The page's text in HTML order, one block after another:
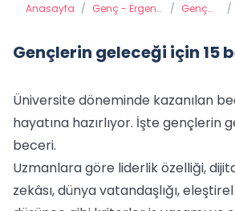
Anasayfa / Genç - Ergen
/ Genç
/
Gençlerin geleceği için 15
Üniversite döneminde kazanılan
hayatına hazırlıyor. İşte gençlerin
beceri.
Uzmanlara göre liderlik özelliği,
zekâsı, dünya vatandaşlığı,